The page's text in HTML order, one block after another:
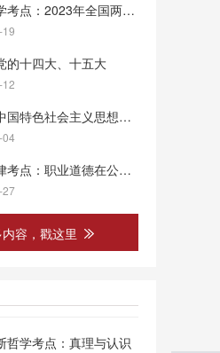
行测常识判断哲学考点：2023年全国两会看点要点速览
19
的十四大、十五大
12
行测常识判断：中国特色社会主义思想主题教育
04
行测常识判断法律考点：职业道德在公考中的考法和核心考点总结
27
容，戳这里
哲学考点：真理与认识